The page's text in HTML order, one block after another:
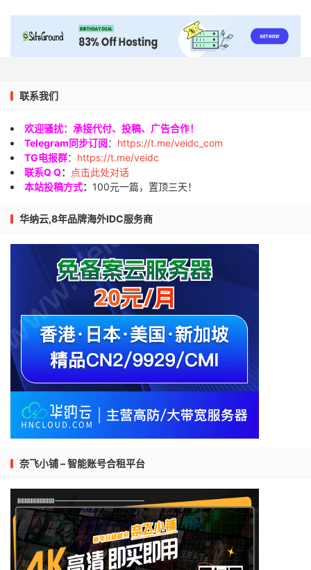
联系我们
欢迎骚扰：承接代付、投稿、广告合作！
Telegram同步订阅： https://t.me/veidc_com
TG电报群： https://t.me/veidc
联系Q Q：
点击此处对话
本站投稿方式： 100元一篇，置顶三天！
华纳云,8年品牌海外IDC服务商
奈飞小铺 – 智能账号合租平台